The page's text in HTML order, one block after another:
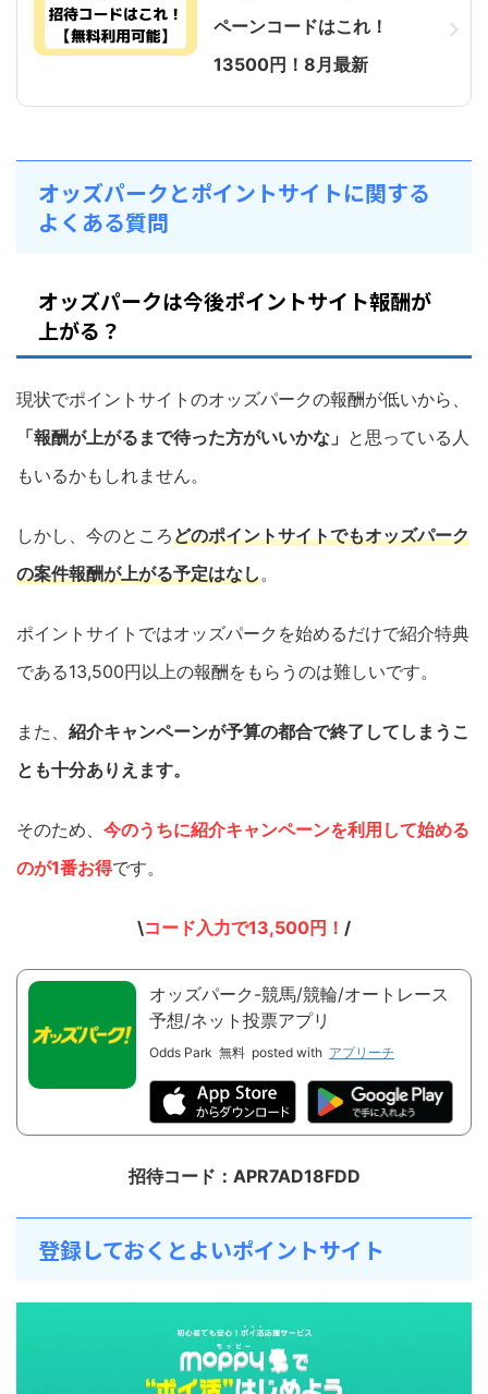
ペーンコードはこれ！
13500円！8月最新
オッズパークとポイントサイトに関する
よくある質問
オッズパークは今後ポイントサイト報酬が
上がる？
現状でポイントサイトのオッズパークの報酬が低いから、
「報酬が上がるまで待った方がいいかな」 と思っている人
もいるかもしれません。
しかし、今のところどのポイントサイトでもオッズパーク
の案件報酬が上がる予定はなし。
ポイントサイトではオッズパークを始めるだけで紹介特典
である13,500円以上の報酬をもらうのは難しいです。
また、 紹介キャンペーンが予算の都合で終了してしまうこ
とも十分ありえます。
そのため、 今のうちに紹介キャンペーンを利用して始める
のが1番お得です。
\コード入力で13,500円！ /
オッズパーク-競馬/競輪/オートレース
予想/ネット投票アプリ
Odds Park 無料 posted with アプリーチ
招待コード：APR7AD18FDD
登録しておくとよいポイントサイト